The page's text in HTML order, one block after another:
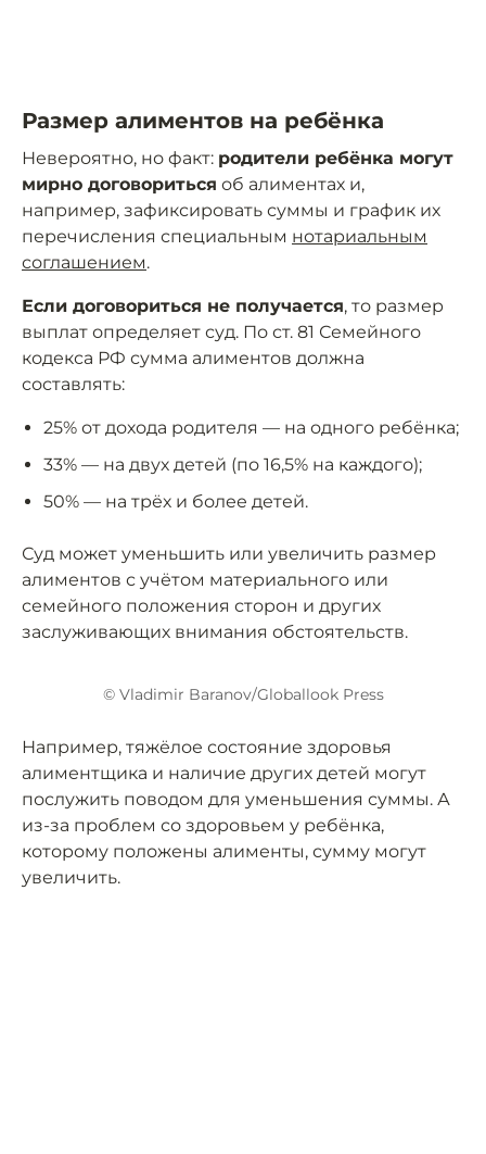
Размер алиментов на ребёнка
Невероятно, но факт: родители ребёнка могут
мирно договориться об алиментах и,
например, зафиксировать суммы и график их
перечисления специальным нотариальным
соглашением.
Если договориться не получается, то размер
выплат определяет суд. По ст. 81 Семейного
кодекса РФ сумма алиментов должна
составлять:
25% от дохода родителя — на одного ребёнка;
33% — на двух детей (по 16,5% на каждого);
50% — на трёх и более детей.
Суд может уменьшить или увеличить размер
алиментов с учётом материального или
семейного положения сторон и других
заслуживающих внимания обстоятельств.
© Vladimir Baranov/Globallook Press
Например, тяжёлое состояние здоровья
алиментщика и наличие других детей могут
послужить поводом для уменьшения суммы. А
из-за проблем со здоровьем у ребёнка,
которому положены алименты, сумму могут
увеличить.